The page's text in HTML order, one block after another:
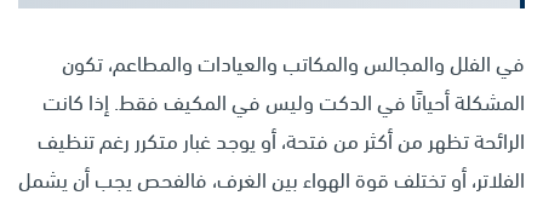
في الفلل والمجالس والمكاتب والعيادات والمطاعم، تكون
المشكلة أحيانًا في الدكت وليس في المكيف فقط. إذا كانت
الرائحة تظهر من أكثر من فتحة، أو يوجد غبار متكرر رغم تنظيف
الفلاتر، أو تختلف قوة الهواء بين الغرف، فالفحص يجب أن يشمل